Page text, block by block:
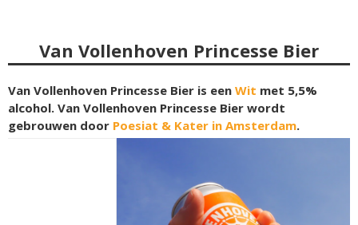
Van Vollenhoven Princesse Bier
Van Vollenhoven Princesse Bier is een Wit met 5,5%
alcohol. Van Vollenhoven Princesse Bier wordt
gebrouwen door Poesiat & Kater in Amsterdam.